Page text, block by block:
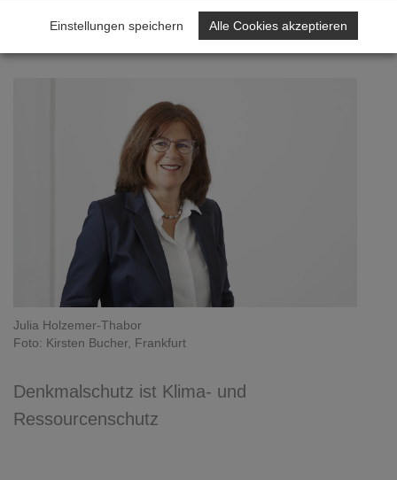
Denkmalschutz im
Klimawandel
Julia Holzemer-Thabor
Foto: Kirsten Bucher, Frankfurt
Denkmalschutz ist Klima- und
Ressourcenschutz
Einstellungen speichern Alle Cookies akzeptieren